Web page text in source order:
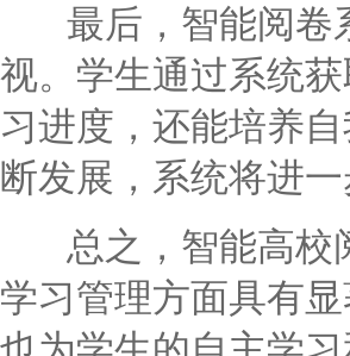
最后，智能阅卷
视。学生通过系统
习进度，还能培养
断发展，系统将进
总之，智能高校
学习管理方面具有